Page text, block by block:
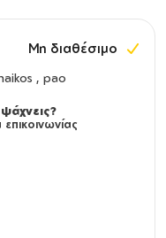
Μη διαθέσιμο
, pao